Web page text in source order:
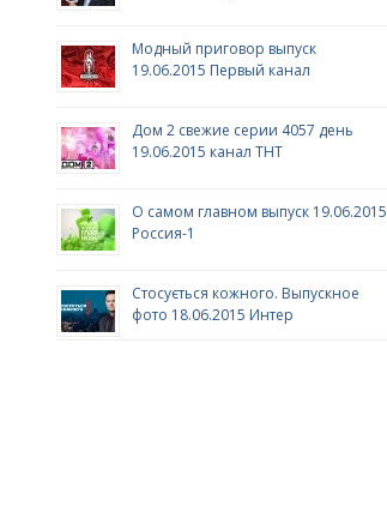
Модный приговор выпуск
19.06.2015 Первый канал
Дом 2 свежие серии 4057 день
19.06.2015 канал ТНТ
О самом главном выпуск 19.06.2015
Россия-1
Стосується кожного. Выпускное
фото 18.06.2015 Интер